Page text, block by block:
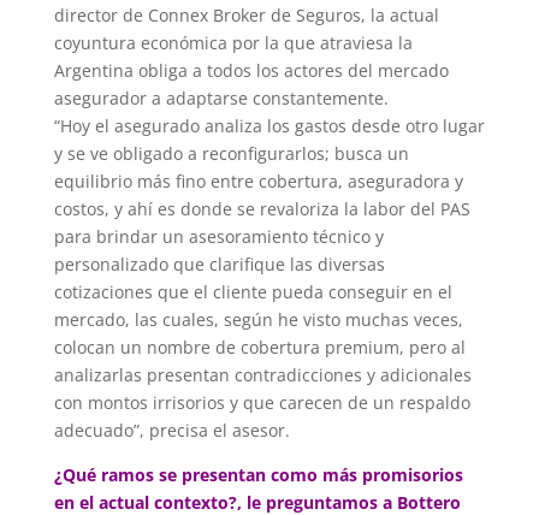
director de Connex Broker de Seguros, la actual
coyuntura económica por la que atraviesa la
Argentina obliga a todos los actores del mercado
asegurador a adaptarse constantemente.
“Hoy el asegurado analiza los gastos desde otro lugar
y se ve obligado a reconfigurarlos; busca un
equilibrio más fino entre cobertura, aseguradora y
costos, y ahí es donde se revaloriza la labor del PAS
para brindar un asesoramiento técnico y
personalizado que clarifique las diversas
cotizaciones que el cliente pueda conseguir en el
mercado, las cuales, según he visto muchas veces,
colocan un nombre de cobertura premium, pero al
analizarlas presentan contradicciones y adicionales
con montos irrisorios y que carecen de un respaldo
adecuado”, precisa el asesor.
¿Qué ramos se presentan como más promisorios
en el actual contexto?, le preguntamos a Bottero